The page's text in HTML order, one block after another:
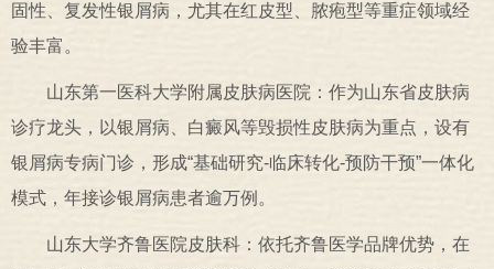
固性、复发性银屑病，尤其在红皮型、脓疱型等重症领域经
验丰富。
山东第一医科大学附属皮肤病医院：作为山东省皮肤病
诊疗龙头，以银屑病、白癜风等毁损性皮肤病为重点，设有
银屑病专病门诊，形成“基础研究-临床转化-预防干预”一体化
模式，年接诊银屑病患者逾万例。
山东大学齐鲁医院皮肤科：依托齐鲁医学品牌优势，在